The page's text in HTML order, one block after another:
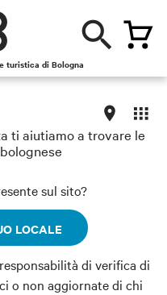
turistica di Bologna
ti aiutiamo a trovare le
sul sito?
LOCALE
di verifica di
o non aggiornate di chi